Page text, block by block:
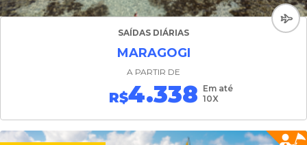
SAÍDAS DIÁRIAS
MARAGOGI
A PARTIR DE
R$4.338 Em até
10X